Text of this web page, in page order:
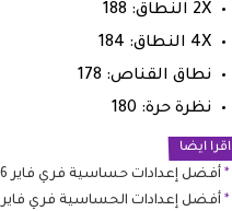
2X النطاق: 188
4X النطاق: 184
نطاق القناص: 178
نظرة حرة: 180
اقرا ايضا
أفضل إعدادات حساسية فري فاير 2026 Oppo A6 (A6, A6x, A6t, A6c, A6s)
أفضل إعدادات الحساسية فري فاير 2026 Realme Narzo (N65, N63, N61, N55, N53)